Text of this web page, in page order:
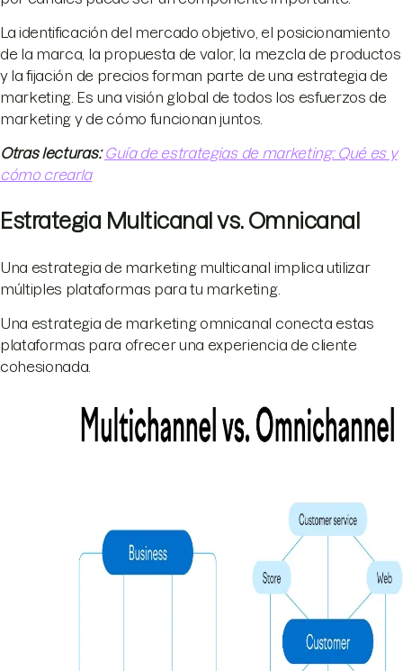
La identificación del mercado objetivo, el posicionamiento
de la marca, la propuesta de valor, la mezcla de productos
y la fijación de precios forman parte de una estrategia de
marketing. Es una visión global de todos los esfuerzos de
marketing y de cómo funcionan juntos.
Otras lecturas: Guía de estrategias de marketing: Qué es y
cómo crearla
Estrategia Multicanal vs. Omnicanal
Una estrategia de marketing multicanal implica utilizar
múltiples plataformas para tu marketing.
Una estrategia de marketing omnicanal conecta estas
plataformas para ofrecer una experiencia de cliente
cohesionada.